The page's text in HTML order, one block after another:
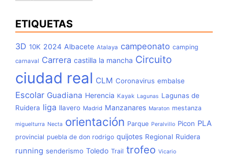
ETIQUETAS
3D 10K 2024 Albacete Atalaya campeonato camping
carnaval Carrera castilla la mancha Circuito
ciudad real CLM Coronavirus embalse
Escolar Guadiana Herencia Kayak Lagunas Lagunas de
Ruidera liga llavero Madrid Manzanares Maraton mestanza
miguelturra Necta orientación Parque Peralvillo Picon PLA
provincial puebla de don rodrigo quijotes Regional Ruidera
running senderismo Toledo Trail trofeo Vicario